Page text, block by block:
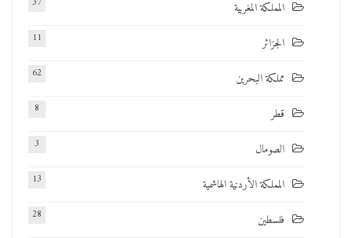
المملكة المغربية
الجزائر 11
مملكة البحرين 62
قطر 8
الصومال 3
المملكة الأردنية الهاشمية 13
فلسطين 28